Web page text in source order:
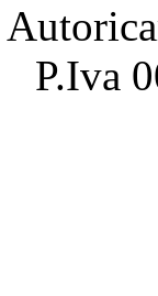
P.Iva